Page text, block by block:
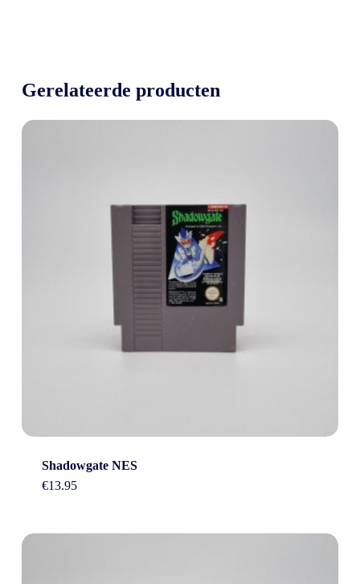
Gerelateerde producten
Shadowgate NES
€13.95